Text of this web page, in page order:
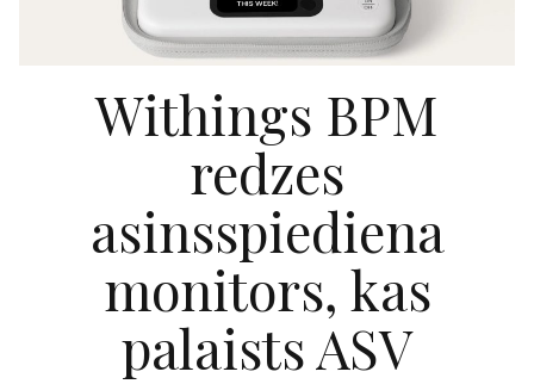
Withings BPM
redzes
asinsspiediena
monitors, kas
palaists ASV